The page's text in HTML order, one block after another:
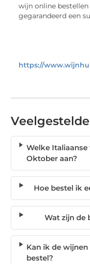
wijn online
gegarandeerd een
https://
Welke
Oktober aan?
Hoe bestel ik
Wat zijn de
Kan ik de
bestel?